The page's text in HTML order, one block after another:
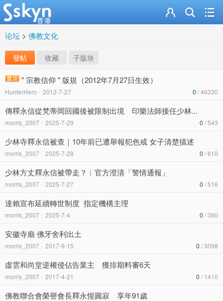
论坛 > 佛教文化
發帖 收藏 子版块
" 宗教信仰 " 版規（2012年7月27日生效）
HunterHero - 2012-7-27 0 / 46330
傳釋永信從梵蒂岡回國後被限制出境 印樂法師接任少林...
morris_2007 - 2025-7-29 0 / 543
少林寺釋永信被查｜10年前已遭舉報犯色戒 女子清楚描述
morris_2007 - 2025-7-28 0 / 610
少林方丈釋永信被帶走？︱官方澄清「警情通報」
morris_2007 - 2025-7-27 0 / 516
達賴宣布延續轉世制度 指定機構主理
morris_2007 - 2025-7-4 0 / 390
安徽寺廟 佛牙舍利出土
morris_2007 - 2017-9-15 0 / 3098
虛雲和尚堂逆權侵佔告業主 獲排期料審6天
morris_2007 - 2017-4-21 0 / 1410
佛教聯合會榮譽會長釋永惺圓寂 享年91歲